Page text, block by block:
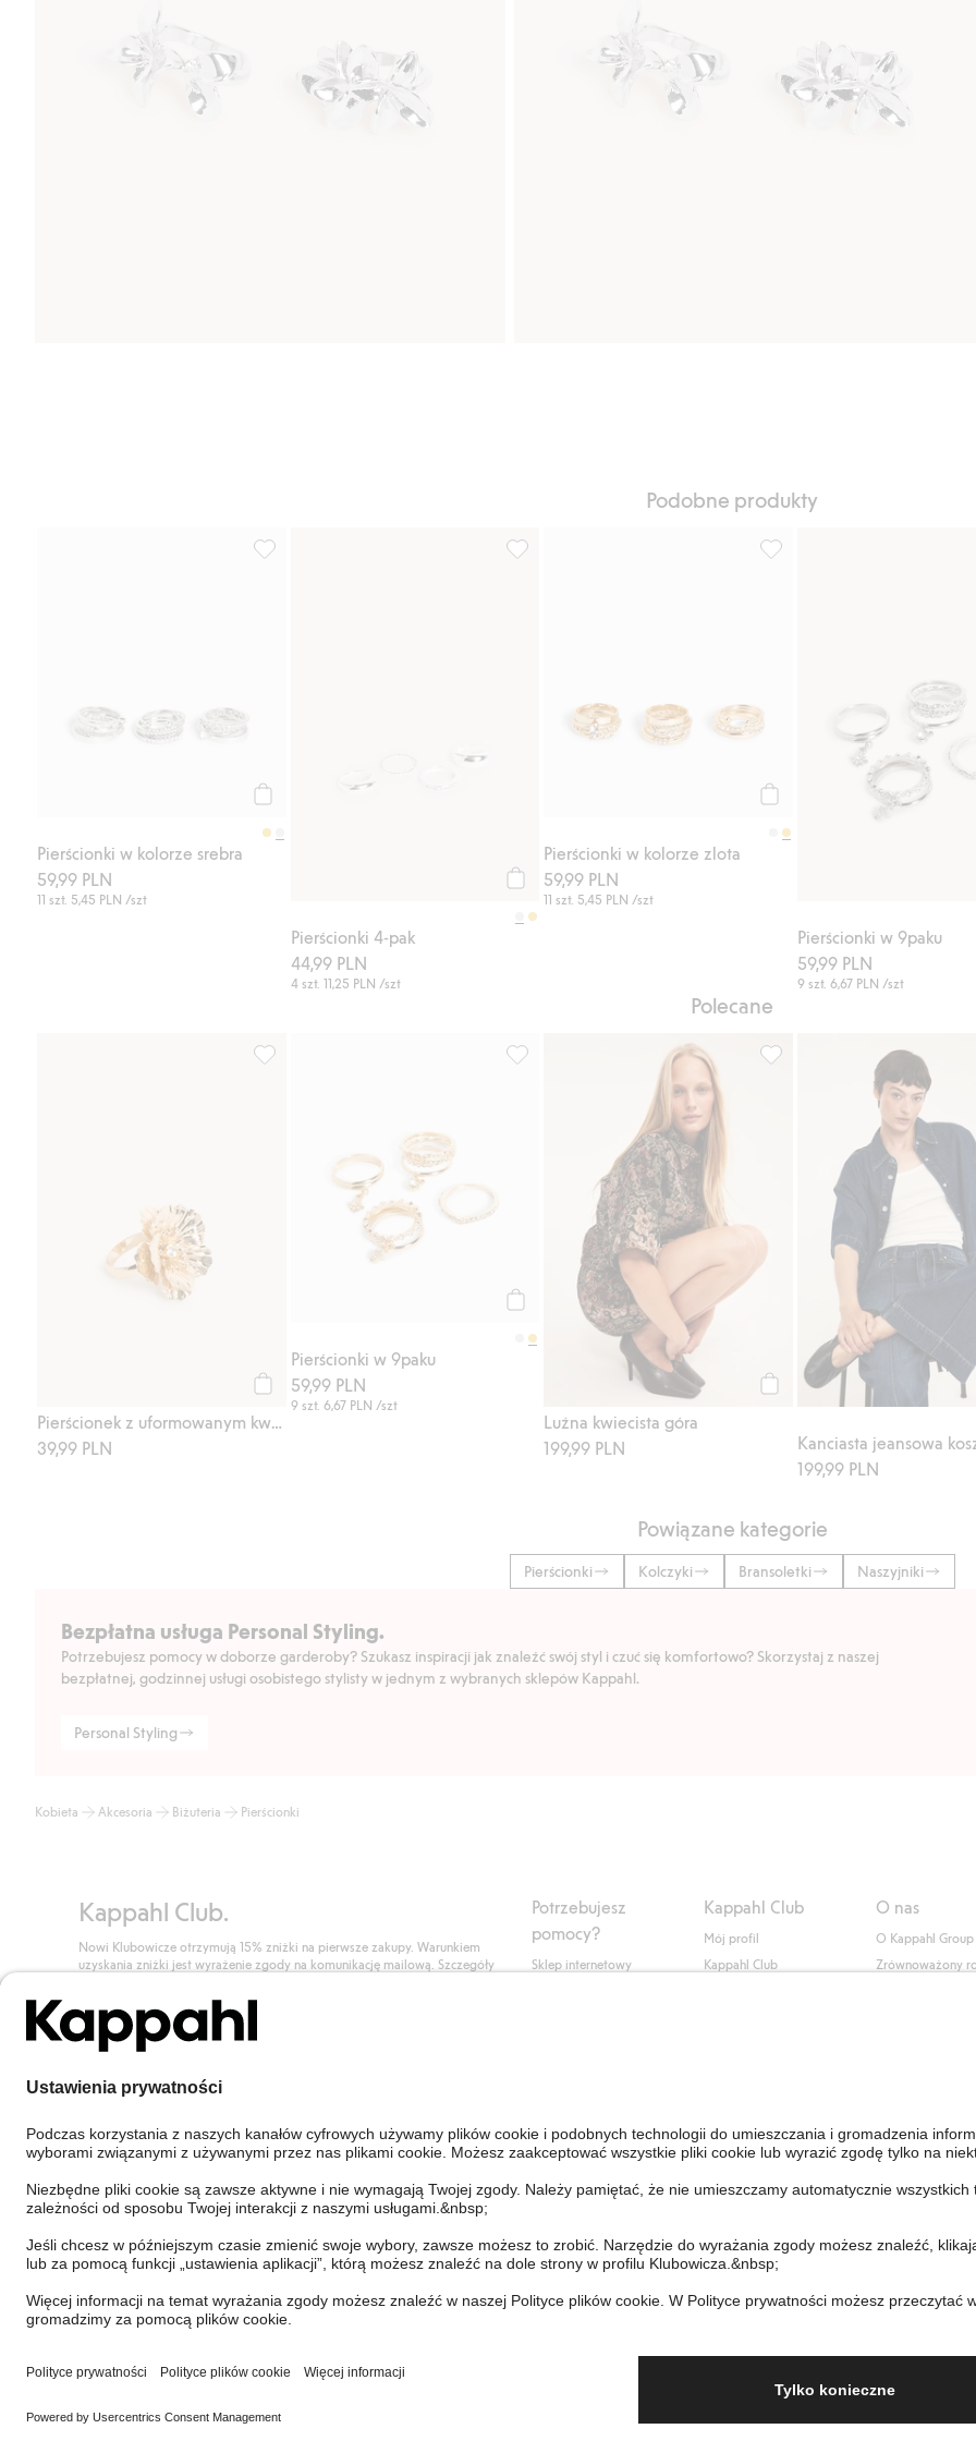
Podobne produkty
Pierścionki w kolorze srebra
59,99 PLN
11 szt. 5,45 PLN /szt
Pierścionki 4-pak
44,99 PLN
4 szt. 11,25 PLN /szt
Pierścionki w kolorze zlota
59,99 PLN
11 szt. 5,45 PLN /szt
Pierścionki w 9paku
59,99 PLN
9 szt.6,67 PLN /szt
Polecane
Pierścionek z uformowanym kwiatem
39,99 PLN
Pierścionek z uformowanym kwiatem, Dodaj do listy ulubione
Pierścionki w 9paku
59,99 PLN
9 szt. 6,67 PLN /szt
Pierścionki w 9paku, Dodaj do listy ulubione
Luźna kwiecista góra
199,99 PLN
Luźna kwiecista góra, Dodaj
Kanciasta jeansowa
199,99 PLN
Powiązane kategorie
Pierścionki Kolczyki Bransoletki Naszyjniki
Bezpłatna usługa Personal Styling.
Potrzebujesz pomocy w doborze garderoby? Szukasz inspiracji jak znaleźć swój styl i czuć się komfortowo? Skorzystaj z naszej
bezpłatnej, godzinnej usługi osobistego stylisty w jednym z wybranych sklepów Kappahl.
Personal Styling
Kobieta Akcesoria Biżuteria Pierścionki
Kappahl Club.
Nowi Klubowicze otrzymują 15% zniżki na pierwsze zakupy. Warunkiem
uzyskania zniżki jest wyrażenie zgody na komunikację mailową. Szczegóły
Dołącz do Klubu!
Potrzebujesz
pomocy?
Sklep internetowy
Personal Styling
Odstąp od umowy
Kappahl Club
Mój profil
Kappahl Club
O nas
O Kappahl Group
Zrównoważony
Poland Zmień kraj